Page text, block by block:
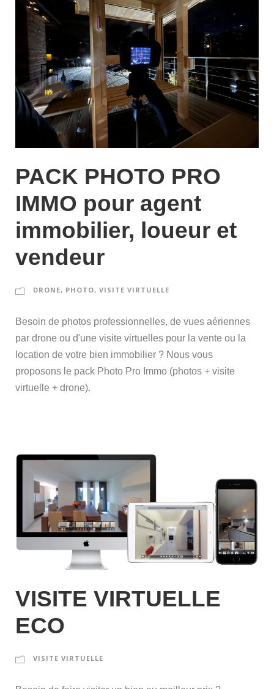
PACK PHOTO PRO
IMMO pour agent
immobilier, loueur et
vendeur
DRONE, PHOTO, VISITE VIRTUELLE
Besoin de photos professionnelles, de vues aériennes
par drone ou d'une visite virtuelles pour la vente ou la
location de votre bien immobilier ? Nous vous
proposons le pack Photo Pro Immo (photos + visite
virtuelle + drone).
VISITE VIRTUELLE
ECO
VISITE VIRTUELLE